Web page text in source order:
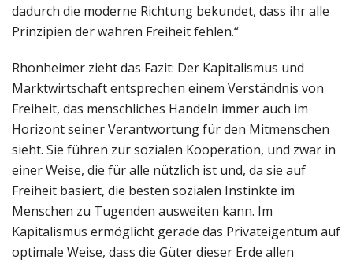
dadurch die moderne Richtung bekundet, dass ihr alle
Prinzipien der wahren Freiheit fehlen.“
Rhonheimer zieht das Fazit: Der Kapitalismus und
Marktwirtschaft entsprechen einem Verständnis von
Freiheit, das menschliches Handeln immer auch im
Horizont seiner Verantwortung für den Mitmenschen
sieht. Sie führen zur sozialen Kooperation, und zwar in
einer Weise, die für alle nützlich ist und, da sie auf
Freiheit basiert, die besten sozialen Instinkte im
Menschen zu Tugenden ausweiten kann. Im
Kapitalismus ermöglicht gerade das Privateigentum auf
optimale Weise, dass die Güter dieser Erde allen